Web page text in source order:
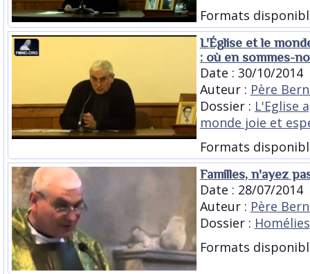
Formats
L'Église et le
: où en sommes-
Date : 30/10/2014
Auteur : Père
Dossier : L'Eglise
monde joie et
Formats
Familles, n'ayez
Date : 28/07/2014
Auteur : Père
Dossier : Homélies
Formats